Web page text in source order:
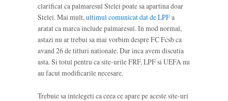
clarificat ca palmaresul Stelei poate sa apartina doar
Stelei. Mai mult,ultimul comunicat dat de LPFa
aratat ca marca include palmaresul. In mod normal,
astazi nu ar trebui sa mai vorbim despre FC Fcsb ca
avand 26 de titluri nationale. Dar inca avem discutia
asta. Si totul pentru ca site-urile FRF, LPF si UEFA nu
au facut modificarile necesare.
Trebuie sa intelegeti ca ceea ce apare pe aceste site-uri